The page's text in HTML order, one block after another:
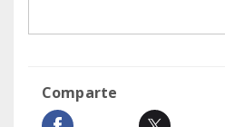
Comparte